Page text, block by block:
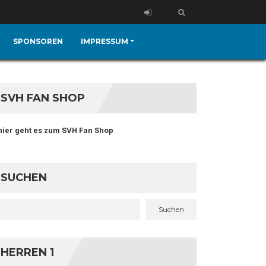
SPONSOREN IMPRESSUM
SVH FAN SHOP
geht es zum SVH Fan Shop
SUCHEN
Suchen
HERREN 1